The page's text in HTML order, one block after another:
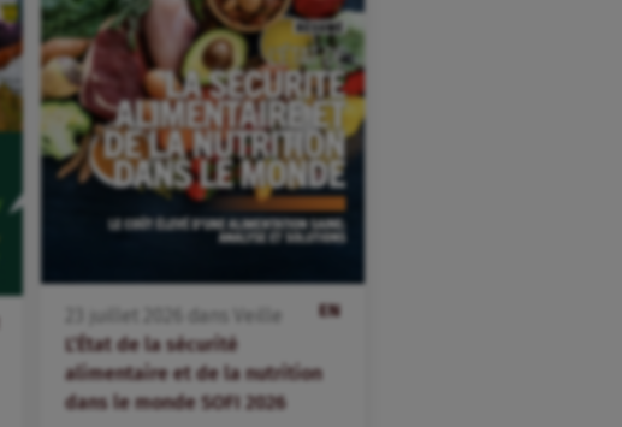
EN
juillet dans
Veille
L’État de la sécurité
alimentaire et de la nutrition
dans le monde SOFI 2026